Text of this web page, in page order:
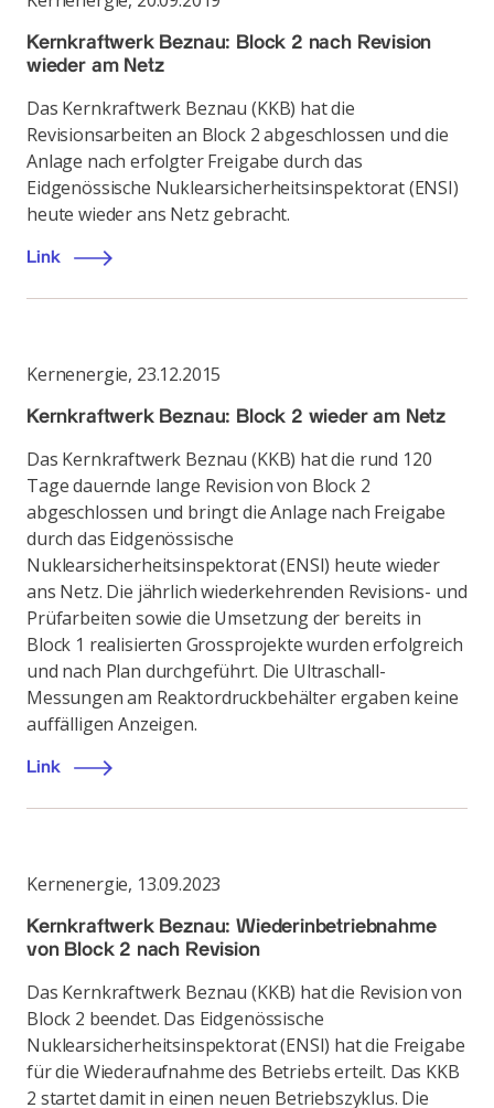
Kernkraftwerk Beznau: Block 2 nach Revision
wieder am Netz
Das Kernkraftwerk Beznau (KKB) hat die
Revisionsarbeiten an Block 2 abgeschlossen und die
Anlage nach erfolgter Freigabe durch das
Eidgenössische Nuklearsicherheitsinspektorat (ENSI)
heute wieder ans Netz gebracht.
Link
Kernenergie, 23.12.2015
Kernkraftwerk Beznau: Block 2 wieder am Netz
Das Kernkraftwerk Beznau (KKB) hat die rund 120
Tage dauernde lange Revision von Block 2
abgeschlossen und bringt die Anlage nach Freigabe
durch das Eidgenössische
Nuklearsicherheitsinspektorat (ENSI) heute wieder
ans Netz. Die jährlich wiederkehrenden Revisions- und
Prüfarbeiten sowie die Umsetzung der bereits in
Block 1 realisierten Grossprojekte wurden erfolgreich
und nach Plan durchgeführt. Die Ultraschall-
Messungen am Reaktordruckbehälter ergaben keine
auffälligen Anzeigen.
Link
Kernenergie, 13.09.2023
Kernkraftwerk Beznau: Wiederinbetriebnahme
von Block 2 nach Revision
Das Kernkraftwerk Beznau (KKB) hat die Revision von
Block 2 beendet. Das Eidgenössische
Nuklearsicherheitsinspektorat (ENSI) hat die Freigabe
für die Wiederaufnahme des Betriebs erteilt. Das KKB
2 startet damit in einen neuen Betriebszyklus. Die